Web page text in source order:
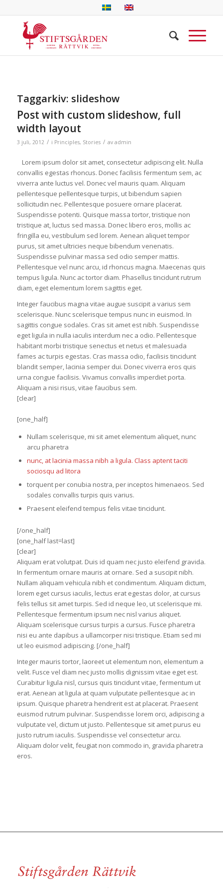
Taggarkiv: slideshow
Post with custom slideshow, full
width layout
3 juli, 2012 / i Principles, Stories / av admin
Lorem ipsum dolor sit amet, consectetur adipiscing elit. Nulla
convallis egestas rhoncus. Donec facilisis fermentum sem, ac
viverra ante luctus vel. Donec vel mauris quam. Aliquam
pellentesque pellentesque turpis, ut bibendum sapien
sollicitudin nec. Pellentesque posuere ornare placerat.
Suspendisse potenti. Quisque massa tortor, tristique non
tristique at, luctus sed massa. Donec libero eros, mollis ac
fringilla eu, vestibulum sed lorem. Aenean aliquet tempor
purus, sit amet ultricies neque bibendum venenatis.
Suspendisse pulvinar massa sed odio semper mattis.
Pellentesque vel nunc arcu, id rhoncus magna. Maecenas quis
tempus ligula. Nunc ac tortor diam. Phasellus tincidunt rutrum
diam, eget elementum lorem sagittis eget.
Integer faucibus magna vitae augue suscipit a varius sem
scelerisque. Nunc scelerisque tempus nunc in euismod. In
sagittis congue sodales. Cras sit amet est nibh. Suspendisse
eget ligula in nulla iaculis interdum nec a odio. Pellentesque
habitant morbi tristique senectus et netus et malesuada
fames ac turpis egestas. Cras massa odio, facilisis tincidunt
blandit semper, lacinia semper dui. Donec viverra eros quis
urna congue facilisis. Vivamus convallis imperdiet porta.
Aliquam a nisi risus, vitae faucibus sem.
[clear]
[one_half]
Nullam scelerisque, mi sit amet elementum aliquet, nunc
arcu pharetra
nunc, at lacinia massa nibh a ligula. Class aptent taciti
sociosqu ad litora
torquent per conubia nostra, per inceptos himenaeos. Sed
sodales convallis turpis quis varius.
Praesent eleifend tempus felis vitae tincidunt.
[/one_half]
[one_half last=last]
[clear]
Aliquam erat volutpat. Duis id quam nec justo eleifend gravida.
In fermentum ornare mauris at ornare. Sed a suscipit nibh.
Nullam aliquam vehicula nibh et condimentum. Aliquam dictum,
lorem eget cursus iaculis, lectus erat egestas dolor, at cursus
felis tellus sit amet turpis. Sed id neque leo, ut scelerisque mi.
Pellentesque fermentum ipsum nec nisl varius aliquet.
Aliquam scelerisque cursus turpis a cursus. Fusce pharetra
nisi eu ante dapibus a ullamcorper nisi tristique. Etiam sed mi
ut leo euismod adipiscing. [/one_half]
Integer mauris tortor, laoreet ut elementum non, elementum a
velit. Fusce vel diam nec justo mollis dignissim vitae eget est.
Curabitur ligula nisl, cursus quis tincidunt vitae, fermentum ut
erat. Aenean at ligula at quam vulputate pellentesque ac in
ipsum. Quisque pharetra hendrerit est at placerat. Praesent
euismod rutrum pulvinar. Suspendisse lorem orci, adipiscing a
vulputate vel, dictum ut justo. Pellentesque sit amet purus eu
justo rutrum iaculis. Suspendisse vel consectetur arcu.
Aliquam dolor velit, feugiat non commodo in, gravida pharetra
eros.